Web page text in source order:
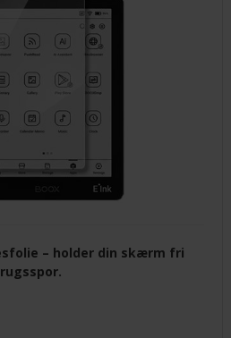
– holder din skærm fri